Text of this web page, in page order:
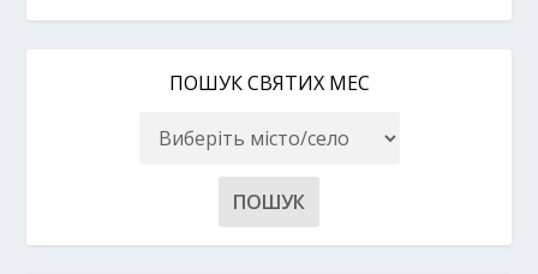
ПОШУК СВЯТИХ МЕС